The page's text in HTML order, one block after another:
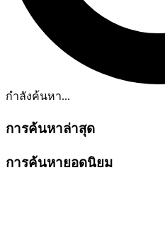
กำลังค้นหา...
การค้นหาล่าสุด
การค้นหายอดนิยม